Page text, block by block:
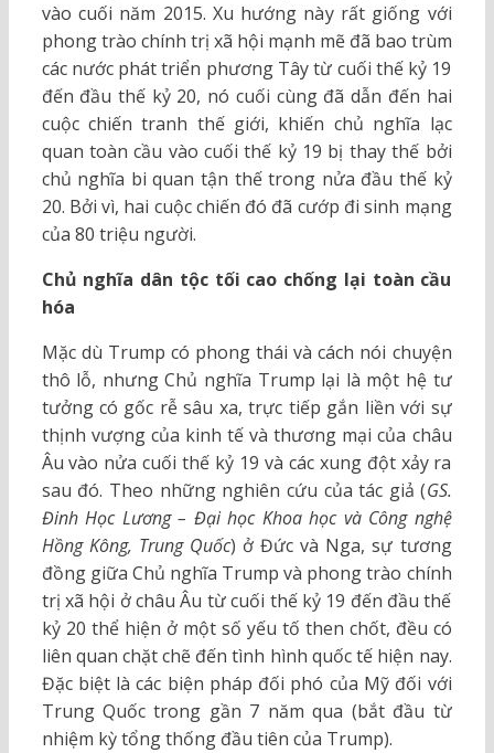
vào cuối năm 2015. Xu hướng này rất giống với
phong trào chính trị xã hội mạnh mẽ đã bao trùm
các nước phát triển phương Tây từ cuối thế kỷ 19
đến đầu thế kỷ 20, nó cuối cùng đã dẫn đến hai
cuộc chiến tranh thế giới, khiến chủ nghĩa lạc
quan toàn cầu vào cuối thế kỷ 19 bị thay thế bởi
chủ nghĩa bi quan tận thế trong nửa đầu thế kỷ
20. Bởi vì, hai cuộc chiến đó đã cướp đi sinh mạng
của 80 triệu người.
Chủ nghĩa dân tộc tối cao chống lại toàn cầu
hóa
Mặc dù Trump có phong thái và cách nói chuyện
thô lỗ, nhưng Chủ nghĩa Trump lại là một hệ tư
tưởng có gốc rễ sâu xa, trực tiếp gắn liền với sự
thịnh vượng của kinh tế và thương mại của châu
Âu vào nửa cuối thế kỷ 19 và các xung đột xảy ra
sau đó. Theo những nghiên cứu của tác giả (GS.
Đinh Học Lương – Đại học Khoa học và Công nghệ
Hồng Kông, Trung Quốc) ở Đức và Nga, sự tương
đồng giữa Chủ nghĩa Trump và phong trào chính
trị xã hội ở châu Âu từ cuối thế kỷ 19 đến đầu thế
kỷ 20 thể hiện ở một số yếu tố then chốt, đều có
liên quan chặt chẽ đến tình hình quốc tế hiện nay.
Đặc biệt là các biện pháp đối phó của Mỹ đối với
Trung Quốc trong gần 7 năm qua (bắt đầu từ
nhiệm kỳ tổng thống đầu tiên của Trump).